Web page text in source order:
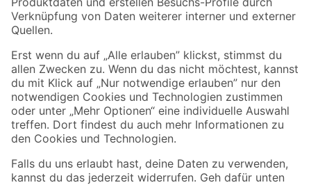
Sicher einkaufen
Jetzt die toom-App herunterladen
Alle Preisangaben in EUR inkl. gesetzl. MwSt.. Die dargestellten Angebote sind unter